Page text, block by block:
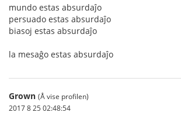
mundo estas absurdaĵo
persuado estas absurdaĵo
biasoj estas absurdaĵo
la mesaĝo estas absurdaĵo
Grown (Å vise profilen)
2017 8 25 02:48:54